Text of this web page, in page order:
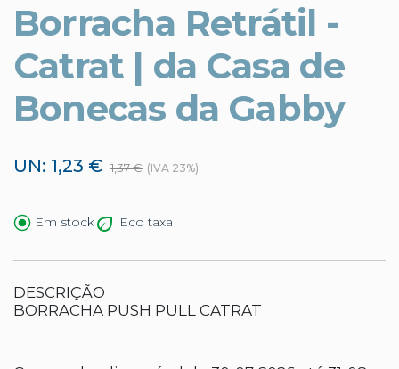
Borracha Retrátil -
Catrat | da Casa de
Bonecas da Gabby
UN: 1,23 € 1,37 € (IVA 23%)
Em stock Eco taxa
DESCRIÇÃO
BORRACHA PUSH PULL CATRAT